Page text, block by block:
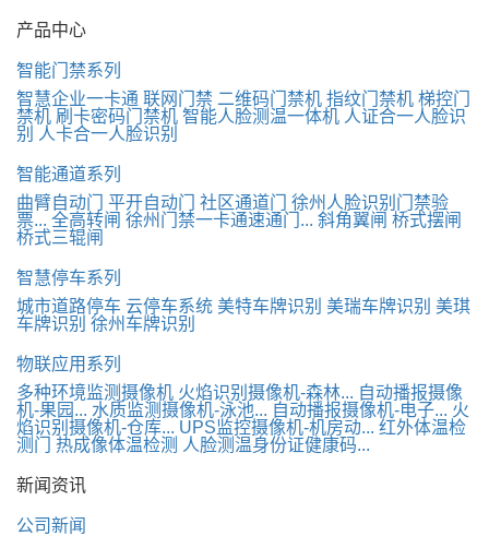
产品中心
智能门禁系列
智慧企业一卡通 联网门禁 二维码门禁机 指纹门禁机 梯控门
禁机 刷卡密码门禁机 智能人脸测温一体机 人证合一人脸识
别 人卡合一人脸识别
智能通道系列
曲臂自动门
平开自动门 社区通道门
徐州人脸识别门禁验
票... 全高转闸 徐州门禁一卡通速通门... 斜角翼闸 桥式摆闸
桥式三辊闸
智慧停车系列
城市道路停车 云停车系统 美特车牌识别 美瑞车牌识别 美琪
车牌识别 徐州车牌识别
物联应用系列
多种环境监测摄像机 火焰识别摄像机-森林... 自动播报摄像
机-果园... 水质监测摄像机-泳池... 自动播报摄像机-电子... 火
焰识别摄像机-仓库... UPS监控摄像机-机房动... 红外体温检
测门
热成像体温检测 人脸测温身份证健康码...
新闻资讯
公司新闻